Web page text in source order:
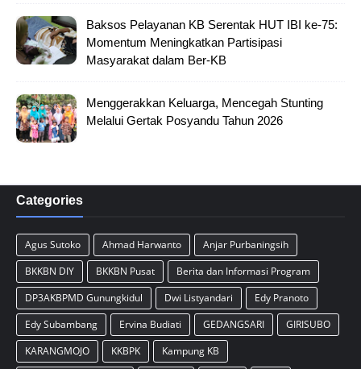
Baksos Pelayanan KB Serentak HUT IBI ke-75:
Momentum Meningkatkan Partisipasi
Masyarakat dalam Ber-KB
Menggerakkan Keluarga, Mencegah Stunting
Melalui Gertak Posyandu Tahun 2026
Categories
Agus Sutoko Ahmad Harwanto
Anjar Purbaningsih
BKKBN DIY
BKKBN Pusat
Berita dan Informasi Program
DP3AKBPMD Gunungkidul
Dwi Listyandari
Edy Pranoto
Edy Subambang
Ervina Budiati GEDANGSARI
GIRISUBO
KARANGMOJO
KKBPK
Kampung KB